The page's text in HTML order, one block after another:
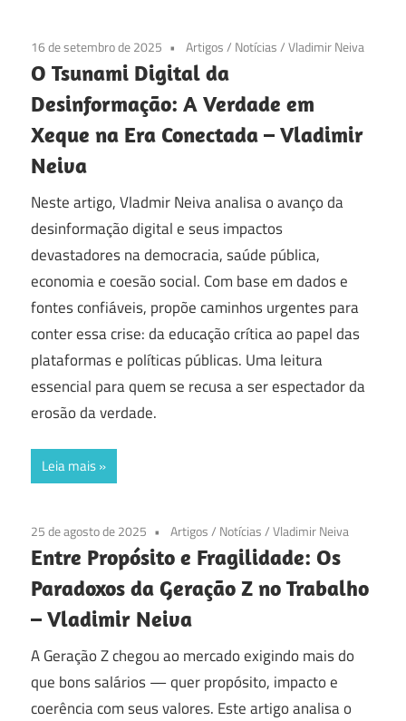
16 de setembro de 2025 Artigos/ Notícias/Vladimir Neiva
O Tsunami Digital da
Desinformação: A Verdade em
Xeque na Era Conectada – Vladimir
Neiva
Neste artigo, Vladmir Neiva analisa o avanço da
desinformação digital e seus impactos
devastadores na democracia, saúde pública,
economia e coesão social. Com base em dados e
fontes confiáveis, propõe caminhos urgentes para
conter essa crise: da educação crítica ao papel das
plataformas e políticas públicas. Uma leitura
essencial para quem se recusa a ser espectador da
erosão da verdade.
Leia mais
25 de agosto de 2025 Artigos/ Notícias/Vladimir Neiva
Entre Propósito e Fragilidade: Os
Paradoxos da Geração Z no Trabalho
– Vladimir Neiva
A Geração Z chegou ao mercado exigindo mais do
que bons salários — quer propósito, impacto e
coerência com seus valores. Este artigo analisa o